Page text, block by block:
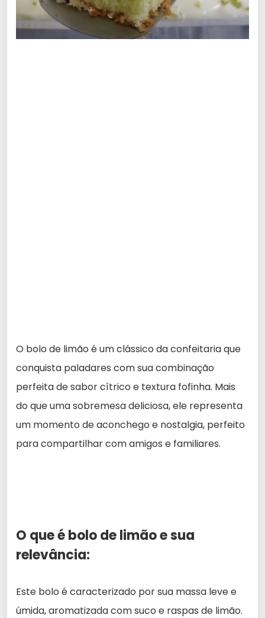
O bolo de limão é um clássico da confeitaria que
conquista paladares com sua combinação
perfeita de sabor cítrico e textura fofinha. Mais
do que uma sobremesa deliciosa, ele representa
um momento de aconchego e nostalgia, perfeito
para compartilhar com amigos e familiares.
O que é bolo de limão e sua
relevância:
Este bolo é caracterizado por sua massa leve e
úmida, aromatizada com suco e raspas de limão.